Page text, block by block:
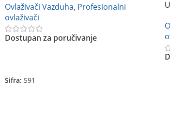
Ovlaživači Vazduha, Profesionalni
ovlaživači
Dostupan za poručivanje
Šifra: 591